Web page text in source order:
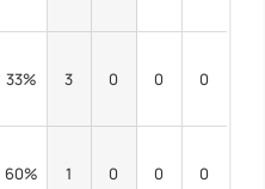
33% 3 0 0 0
60% 1 0 0 0